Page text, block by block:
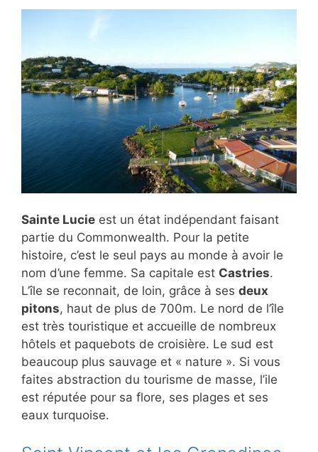
Sainte Lucie est un état indépendant faisant
partie du Commonwealth. Pour la petite
histoire, c’est le seul pays au monde à avoir le
nom d’une femme. Sa capitale est Castries.
L’île se reconnait, de loin, grâce à ses deux
pitons, haut de plus de 700m. Le nord de l’île
est très touristique et accueille de nombreux
hôtels et paquebots de croisière. Le sud est
beaucoup plus sauvage et « nature ». Si vous
faites abstraction du tourisme de masse, l’ile
est réputée pour sa flore, ses plages et ses
eaux turquoise.